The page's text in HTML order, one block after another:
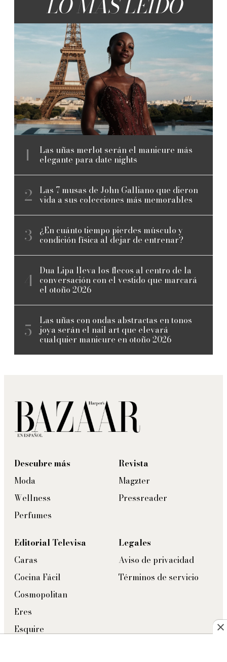
Las uñas merlot serán el manicure más
elegante para date nights
Las 7 musas de John Galliano que dieron
vida a sus colecciones más memorables
¿En cuánto tiempo pierdes músculo y
condición física al dejar de entrenar?
Dua Lipa lleva los flecos al centro de la
conversación con el vestido que marcará
el otoño 2026
Las uñas con ondas abstractas en tonos
joya serán el nail art que elevará
cualquier manicure en otoño 2026
Descubre más
Moda
Wellness
Perfumes
Revista
Magzter
Pressreader
Editorial Televisa
Caras
Cocina Fácil
Cosmopolitan
Eres
Esquire
Legales
Aviso de privacidad
Términos de servicio